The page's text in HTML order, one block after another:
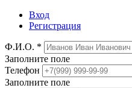
Вход
Регистрация
Ф.И.О. *
Заполните поле
Телефон
Заполните поле